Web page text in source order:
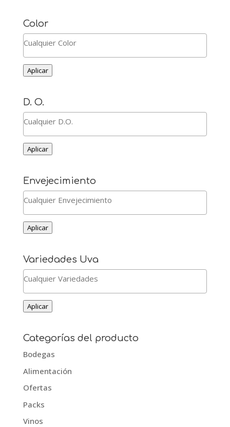
Color
Aplicar
D. O.
Aplicar
Envejecimiento
Aplicar
Variedades Uva
Aplicar
Categorías del producto
Bodegas
Alimentación
Ofertas
Packs
Vinos